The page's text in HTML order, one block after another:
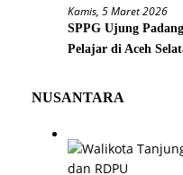
Kamis, 5 Maret 2026
SPPG Ujung
Pelajar di Aceh
NUSANTARA